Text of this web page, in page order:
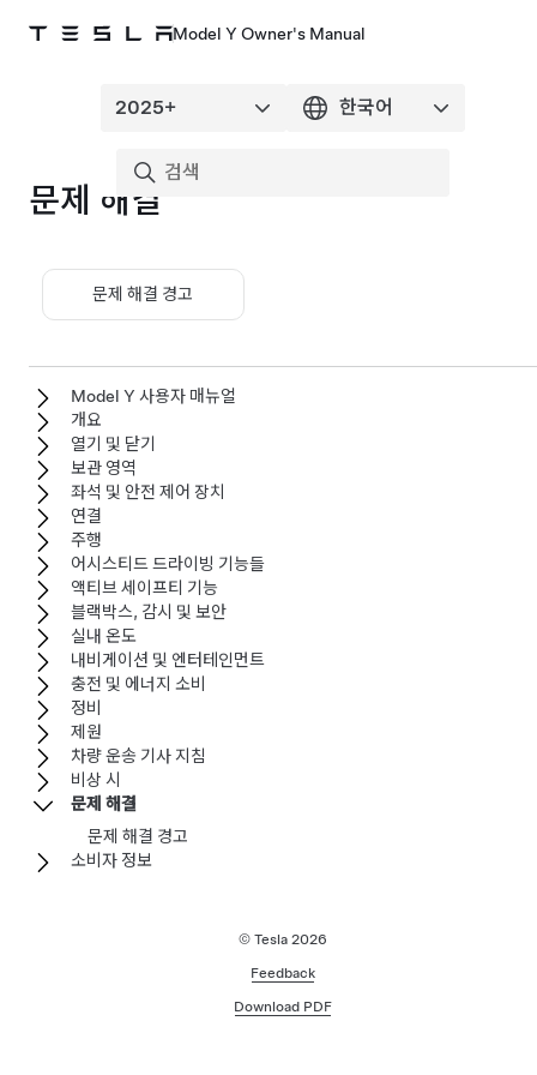
Model Y Owner's Manual
문제 해결
문제 해결 경고
Model Y 사용자 매뉴얼
개요
열기 및 닫기
보관 영역
좌석 및 안전 제어 장치
연결
주행
어시스티드 드라이빙 기능들
액티브 세이프티 기능
블랙박스, 감시 및 보안
실내 온도
내비게이션 및 엔터테인먼트
충전 및 에너지 소비
정비
제원
차량 운송 기사 지침
비상 시
문제 해결
문제 해결 경고
소비자 정보
© Tesla 2026
Feedback
Download PDF